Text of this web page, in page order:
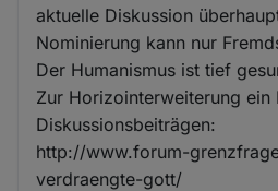
aktuelle Diskussion
Nominierung kann nur
Der Humanismus ist tief
Zur Horizointerweiterung ein
Diskussionsbeiträgen:
http://www.forum-
verdraengte-gott/